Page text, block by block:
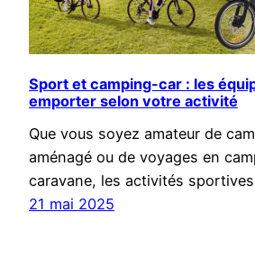
Sport et camping-car : les
emporter selon votre activité
Que vous soyez amateur de
aménagé ou de voyages en
caravane, les activités
21 mai 2025